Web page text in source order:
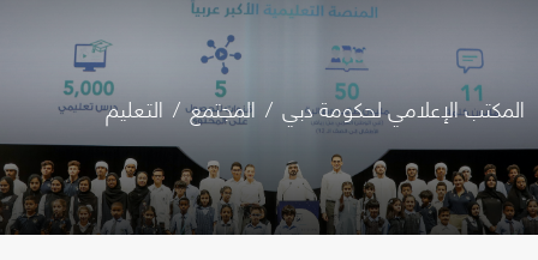
المكتب الإعلامي لحكومة دبي المجتمع التعليم